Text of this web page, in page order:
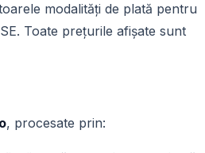
modalități de plată pentru
Toate prețurile afișate sunt
, procesate prin: